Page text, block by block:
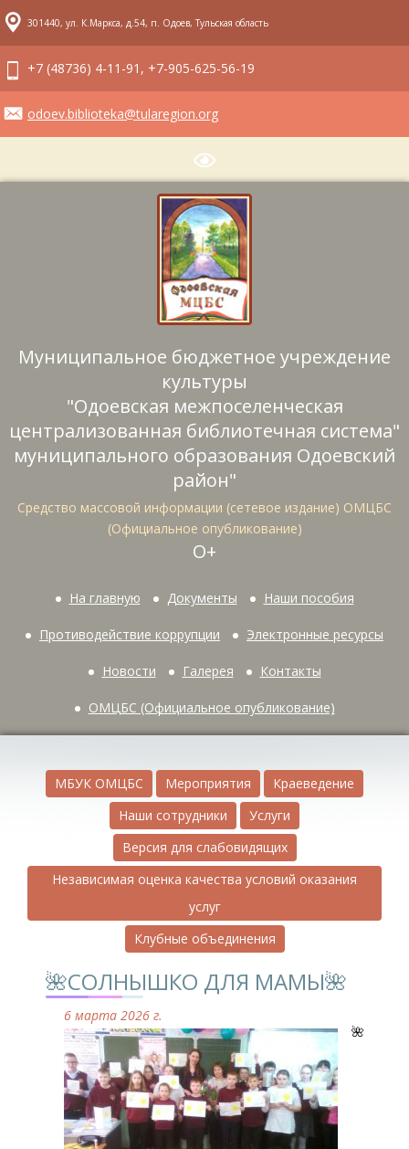
301440, ул. К.Маркса, д.54, п. Одоев, Тульская область
+7 (48736) 4-11-91, +7-905-625-56-19
odoev.biblioteka@tularegion.org
Муниципальное бюджетное учреждение
культуры
"Одоевская межпоселенческая
централизованная библиотечная система"
муниципального образования Одоевский
район"
Средство массовой информации (сетевое издание) ОМЦБС
(Официальное опубликование)
О+
На главную Документы Наши пособия
Противодействие коррупции Электронные ресурсы
Новости Галерея Контакты
ОМЦБС (Официальное опубликование)
МБУК ОМЦБС Мероприятия
Краеведение
Наши сотрудники
Услуги
Версия для слабовидящих
Независимая оценка качества условий оказания
услуг
Клубные объединения
🌺СОЛНЫШКО ДЛЯ МАМЫ🌺
6 марта 2026 г.
🌺